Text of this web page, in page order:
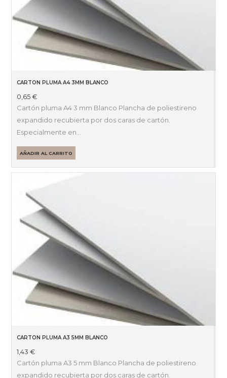
CARTON PLUMA A4 3MM BLANCO
0,65€
Cartón pluma A4 3 mm Blanco Plancha de poliestireno
expandido recubierta por dos caras de cartón.
Especialmente en…
AÑADIR AL CARRITO
CARTON PLUMA A3 5MM BLANCO
1,43€
Cartón pluma A3 5 mm Blanco Plancha de poliestireno
expandido recubierta por dos caras de cartón.